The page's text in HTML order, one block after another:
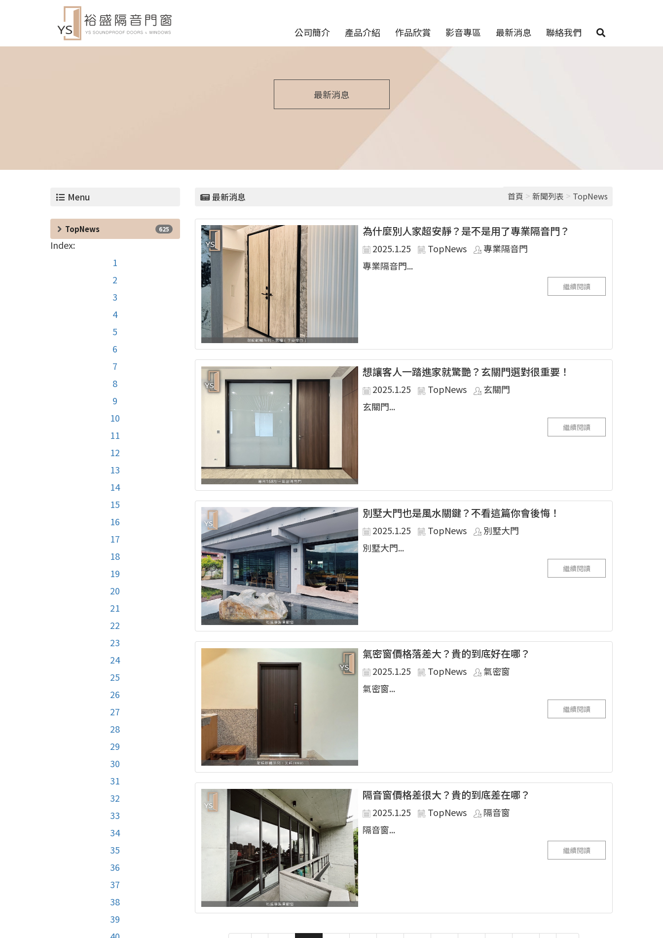
公司簡介 產品介紹 作品欣賞 影音專區 最新消息 聯絡我們
最新消息
Menu
TopNews 625
Index:
1
2
3
4
5
6
7
8
9
10
11
12
13
14
15
16
17
18
19
20
21
22
23
24
25
26
27
28
29
30
31
32
33
34
35
36
37
38
39
最新消息 首頁 > 新聞列表 > TopNews
為什麼別人家超安靜？是不是用了專業隔音門？
2025.1.25 TopNews
專業隔音門
專業隔音門...
繼續閱讀
想讓客人一踏進家就驚艷？玄關門選對很重要！
2025.1.25 TopNews
玄關門
玄關門...
繼續閱讀
別墅大門也是風水關鍵？不看這篇你會後悔！
2025.1.25 TopNews
別墅大門
別墅大門...
繼續閱讀
氣密窗價格落差大？貴的到底好在哪？
2025.1.25 TopNews
氣密窗
氣密窗...
繼續閱讀
隔音窗價格差很大？貴的到底差在哪？
2025.1.25 TopNews
隔音窗
隔音窗...
繼續閱讀